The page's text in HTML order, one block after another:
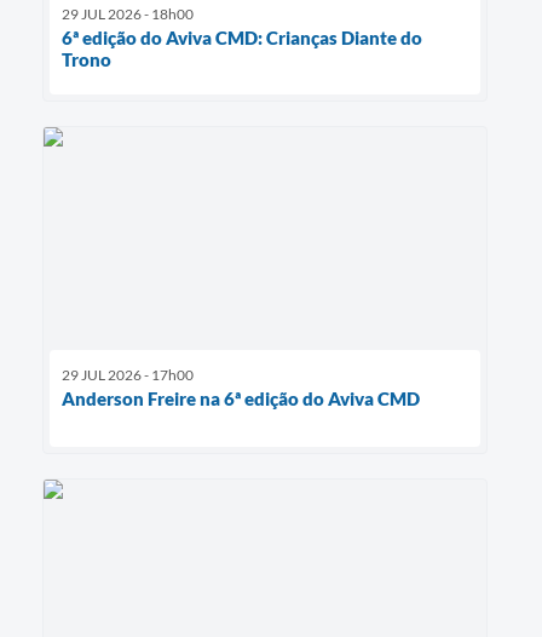
29 JUL 2026 - 18h00
6ª edição do Aviva CMD: Crianças Diante do
Trono
29 JUL 2026 - 17h00
Anderson Freire na 6ª edição do Aviva CMD